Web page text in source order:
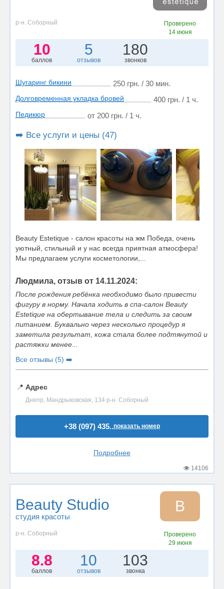
р-н. Соборный
Проверено
14 июня
10
баллов
5
отзывов
180
звонков
Шугаринг бикини 250 грн. / 30 мин.
Долговременная укладка бровей 400 грн. / 1 ч.
Педикюр от 200 грн. / 1 ч.
➡️ Все услуги и цены (47)
Beauty Estetique - салон красоты на жм Победа, очень
уютный, стильный и у нас всегда приятная атмосфера!
Мы предлагаем услуги косметологии,...
Людмила, отзыв от 14.11.2024:
После рождения ребёнка необходимо было привести
фигуру в норму. Начала ходить в спа-салон Beauty
Estetique на обертывание тела и следить за своим
питанием. Буквально через несколько процедур я
заметила результат, кожа стала более подтянутой и
растяжки менее...
Все отзывы (5) ➡️
📍 Адрес
Днепр, Мандрыковская, 134 р-н. Соборный
+38 (097) 435..показать номер
Подробнее
14106
Beauty Studio
студия красоты
B
р-н. Соборный
Проверено
29 июня
8.8
баллов
10
отзывов
103
звонка